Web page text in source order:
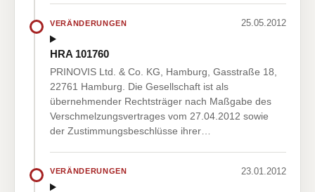
VERÄNDERUNGEN 25.05.2012
HRA 101760
PRINOVIS Ltd. & Co. KG, Hamburg, Gasstraße 18,
22761 Hamburg. Die Gesellschaft ist als
übernehmender Rechtsträger nach Maßgabe des
Verschmelzungsvertrages vom 27.04.2012 sowie
der Zustimmungsbeschlüsse ihrer…
VERÄNDERUNGEN 23.01.2012